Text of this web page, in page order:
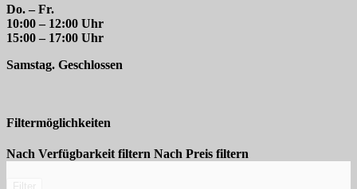
Do. – Fr.
10:00 – 12:00 Uhr
15:00 – 17:00 Uhr
Samstag. Geschlossen
Filtermöglichkeiten
Nach Verfügbarkeit filtern Nach Preis filtern